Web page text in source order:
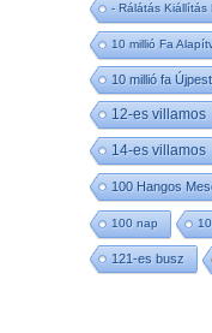
- Rálátás Kiállítás
10 millió Fa
10 millió fa
12-es villamos
14-es villamos
100 Hangos
100 nap
121-es busz